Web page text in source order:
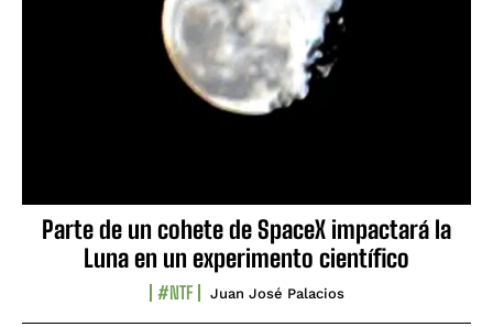
Parte de un cohete de SpaceX impactará la
Luna en un experimento científico
#NTF Juan José Palacios